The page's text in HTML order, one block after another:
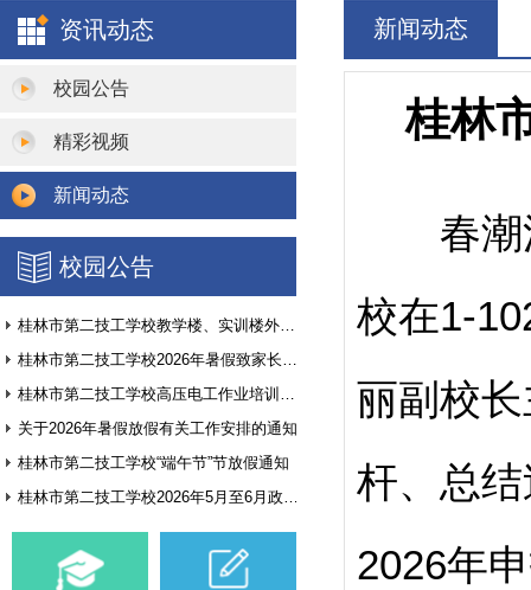
学校领导
教研活动
教学设施
安全教育
校园安保
资讯动态
校园公告
精彩视频
新闻动态
校园公告
桂林市第二技工学校教学楼、实训楼外墙翻新项目询价公告
桂林市第二技工学校2026年暑假致家长和学生的一封信
桂林市第二技工学校高压电工作业培训基地建设方案征集公告
关于2026年暑假放假有关工作安排的通知
桂林市第二技工学校“端午节”节放假通知
桂林市第二技工学校2026年5月至6月政府采购意向
新闻动态
桂林
春潮
校在1-
丽副校
杆、总
2026年